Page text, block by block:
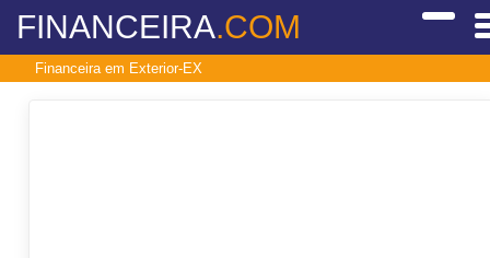
FINANCEIRA.COM
Financeira em Exterior-EX